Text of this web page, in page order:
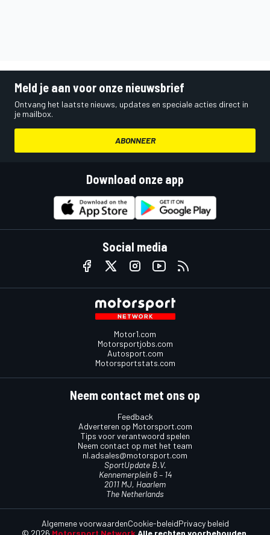
Meld je aan voor onze nieuwsbrief
Ontvang het laatste nieuws, updates en speciale acties direct in
je mailbox.
ABONNEER
Download onze app
Social media
Motor1.com
Motorsportjobs.com
Autosport.com
Motorsportstats.com
Neem contact met ons op
Feedback
Adverteren op Motorsport.com
Tips voor verantwoord spelen
Neem contact op met het team
nl.adsales@motorsport.com
SportUpdate B.V.
Kennemerplein 6 – 14
2011 MJ, Haarlem
The Netherlands
Algemene voorwaardenCookie-beleidPrivacy beleid